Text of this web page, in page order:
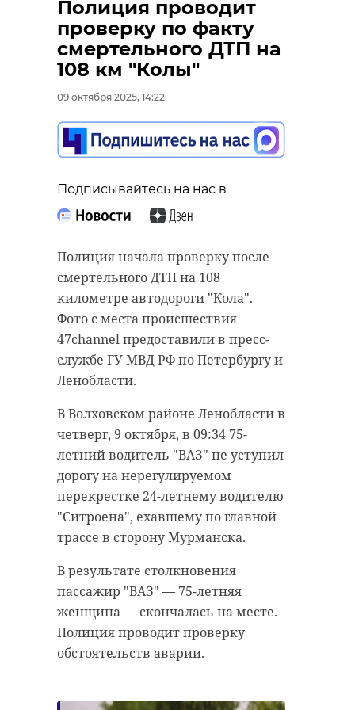
Полиция проводит
проверку по факту
смертельного ДТП на
108 км "Колы"
09 октября 2025, 14:22
Подписывайтесь на нас в
Полиция начала проверку после
смертельного ДТП на 108
километре автодороги "Кола".
Фото с места происшествия
47channel предоставили в пресс-
службе ГУ МВД РФ по Петербургу и
Ленобласти.
В Волховском районе Ленобласти в
четверг, 9 октября, в 09:34 75-
летний водитель "ВАЗ" не уступил
дорогу на нерегулируемом
перекрестке 24-летнему водителю
"Ситроена", ехавшему по главной
трассе в сторону Мурманска.
В результате столкновения
пассажир "ВАЗ" — 75-летняя
женщина — скончалась на месте.
Полиция проводит проверку
обстоятельств аварии.
участников драки у
бара на
Звенигородской
09 октября 2025, 14:07
Подписывайтесь на нас в
В ночь на четверг, 9 октября, в
Петербурге на Звенигородской
улице произошла драка у бара.
Видео потасовки 47channel
предоставили в ГУ МВД РФ по 78 и
47 регионам.
По данным полиции, разборки
между двумя компаниями
переросли в потасовку, в ходе
которой один из участников
получил травмы и был доставлен
в медицинское учреждение.
Полицейские задержали на месте
шестерых мужчин в возрасте от 19
до 29 лет, которых доставили в
отдел для разбирательства. В
отношении задержанных
составлены административные
протоколы по статье "Мелкое
Два педагога из Ленинградской
области вошли в экспертное
сообщество "Созвездие Флагманов
платформы "Россия – страна
возможностей". В 2025 году в ряды
экспертов были отобраны 100
специалистов из 53 регионов,
выбранных из 6 491 заявок.
Ирина Нестерова, учитель
гимназии им. К.Д. Ушинского, и
Светлана Короткова, учитель
истории Юкковской школы-
интерната, будут развивать
профессиональные сообщества,
распространять лучшие практики
и поддерживать современные
подходы в управлении
образованием и наставничестве.
Победители примут участие в
стратегической сессии на Байкале.